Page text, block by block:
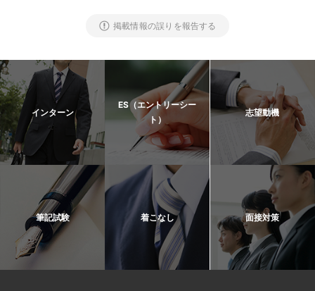
掲載情報の誤りを報告する
インターン
ES（エントリーシー
ト）
志望動機
筆記試験 着こなし 面接対策